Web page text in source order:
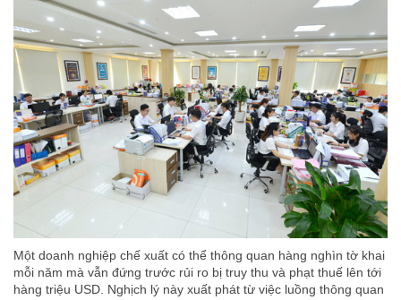
Một doanh nghiệp chế xuất có thể thông quan hàng nghìn tờ khai
mỗi năm mà vẫn đứng trước rủi ro bị truy thu và phạt thuế lên tới
hàng triệu USD. Nghịch lý này xuất phát từ việc luồng thông quan